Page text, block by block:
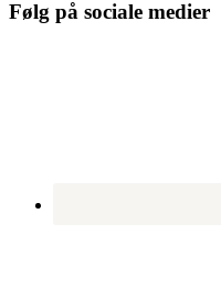
Følg på sociale medier